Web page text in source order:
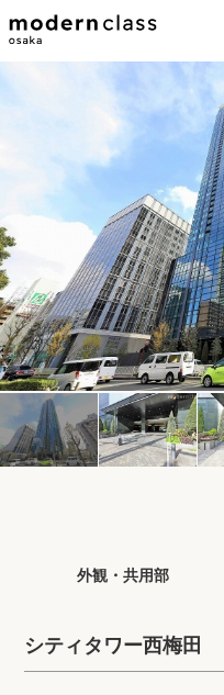
地図から探す
区から探す
人気エリアから探す
アクセスランキング
保存した検索条件
店舗・スタッフ紹介
外観・共用部
シティタワー西梅田